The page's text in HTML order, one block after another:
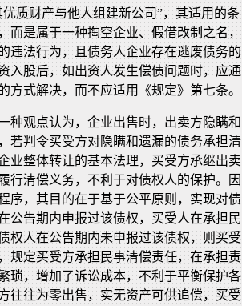
质财产与他人组建新公司”，其适用的条
而是属于一种掏空企业、假借改制之名，
违法行为，且债务人企业存在逃废债务的
入股后，如出资人发生偿债问题时，应通
方式解决，而不应适用《规定》第七条。
种观点认为，企业出售时，出卖方隐瞒和
若判令买受方对隐瞒和遗漏的债务承担清
业整体转让的基本法理，买受方承继出卖
行清偿义务，不利于对债权人的保护。因
序，其目的在于基于公平原则，实现对债
公告期内申报过该债权，买受人在承担民
权人在公告期内未申报过该债权，则买受
规定买受方承担民事清偿责任，在承担责
琐，增加了诉讼成本，不利于平衡保护各
往往为零出售，实无资产可供追偿，买受